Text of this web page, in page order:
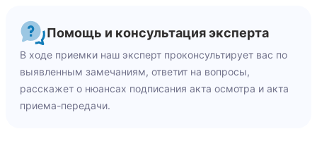
Помощь и консультация эксперта
В ходе приемки наш эксперт проконсультирует вас по
выявленным замечаниям, ответит на вопросы,
расскажет о нюансах подписания акта осмотра и акта
приема-передачи.